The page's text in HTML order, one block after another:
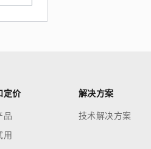
定价
品
用
解决方案
技术解决方案